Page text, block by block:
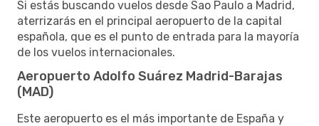
Si estás buscando vuelos desde Sao Paulo a Madrid,
aterrizarás en el principal aeropuerto de la capital
española, que es el punto de entrada para la mayoría
de los vuelos internacionales.
Aeropuerto Adolfo Suárez Madrid-Barajas
(MAD)
Este aeropuerto es el más importante de España y